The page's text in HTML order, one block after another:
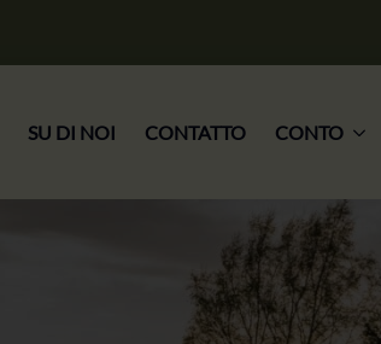
SU DI NOI CONTATTO
CONTO